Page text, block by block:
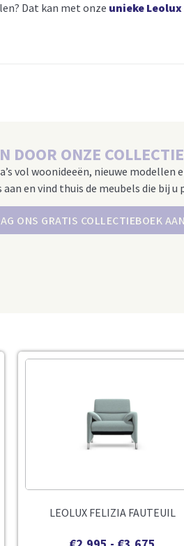
Dat kan met onze unieke
DOOR ONZE COLLECTIE
vol woonideeën, nieuwe modellen
en vind thuis de meubels die bij u
ONS GRATIS COLLECTIEBOEK AAN
LEOLUX FELIZIA FAUTEUIL